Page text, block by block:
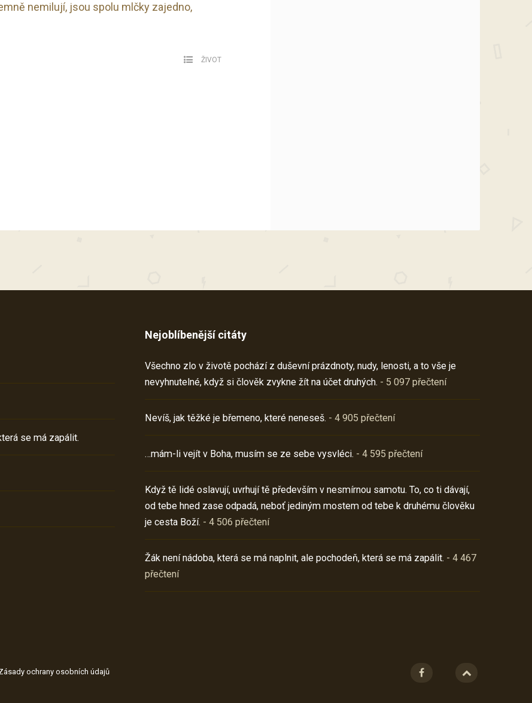
nemilují, jsou spolu mlčky zajedno,
ŽIVOT
se má zapálit.
Nejoblíbenější citáty
Všechno zlo v životě pochází z duševní prázdnoty, nudy, lenosti, a to vše je
nevyhnutelné, když si člověk zvykne žít na účet druhých. - 5 097 přečtení
Nevíš, jak těžké je břemeno, které neneseš. - 4 905 přečtení
…mám-li vejít v Boha, musím se ze sebe vysvléci. - 4 595 přečtení
Když tě lidé oslavují, uvrhují tě především v nesmírnou samotu. To, co ti dávají,
od tebe hned zase odpadá, neboť jediným mostem od tebe k druhému člověku
je cesta Boží. - 4 506 přečtení
Žák není nádoba, která se má naplnit, ale pochodeň, která se má zapálit. - 4 467
přečtení
ochrany osobních údajů